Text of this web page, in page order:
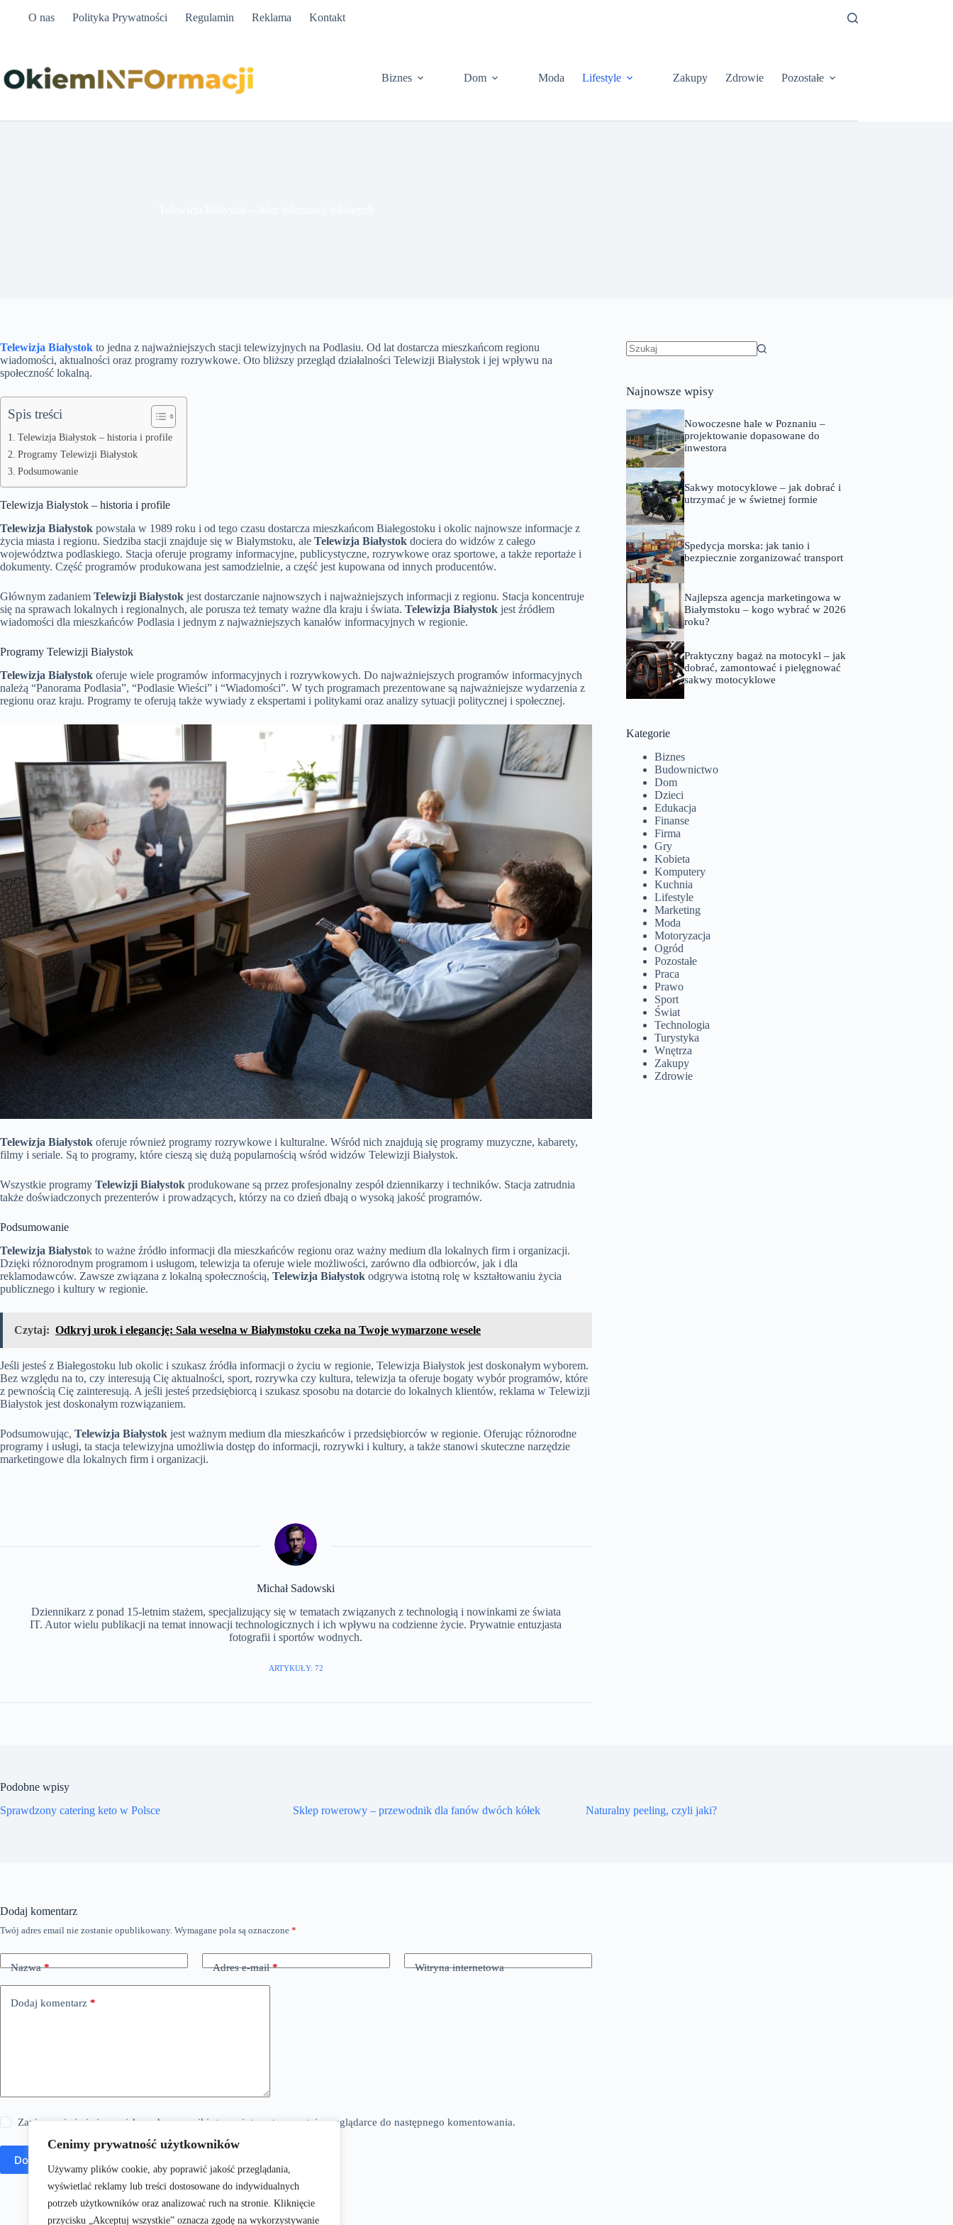
Cenimy prywatność użytkowników
Używamy plików cookie, aby poprawić jakość przeglądania,
wyświetlać reklamy lub treści dostosowane do indywidualnych
potrzeb użytkowników oraz analizować ruch na stronie. Kliknięcie
przycisku „Akceptuj wszystkie” oznacza zgodę na wykorzystywanie
O nas Polityka Prywatności Regulamin Reklama Kontakt
Biznes Dom Moda Lifestyle Zakupy Zdrowie Pozostałe
Telewizja Białystok to jedna z najważniejszych stacji telewizyjnych na Podlasiu. Od lat dostarcza mieszkańcom regionu
wiadomości, aktualności oraz programy rozrywkowe. Oto bliższy przegląd działalności Telewizji Białystok i jej wpływu na
społeczność lokalną.
Spis treści
Telewizja Białystok – historia i profile
Programy Telewizji Białystok
Podsumowanie
Telewizja Białystok – historia i profile
Telewizja Białystok powstała w 1989 roku i od tego czasu dostarcza mieszkańcom Białegostoku i okolic najnowsze informacje z
życia miasta i regionu. Siedziba stacji znajduje się w Białymstoku, ale Telewizja Białystok dociera do widzów z całego
województwa podlaskiego. Stacja oferuje programy informacyjne, publicystyczne, rozrywkowe oraz sportowe, a także reportaże i
dokumenty. Część programów produkowana jest samodzielnie, a część jest kupowana od innych producentów.
Głównym zadaniem Telewizji Białystok jest dostarczanie najnowszych i najważniejszych informacji z regionu. Stacja koncentruje
się na sprawach lokalnych i regionalnych, ale porusza też tematy ważne dla kraju i świata. Telewizja Białystok jest źródłem
wiadomości dla mieszkańców Podlasia i jednym z najważniejszych kanałów informacyjnych w regionie.
Programy Telewizji Białystok
Telewizja Białystok oferuje wiele programów informacyjnych i rozrywkowych. Do najważniejszych programów informacyjnych
należą “Panorama Podlasia”, “Podlasie Wieści” i “Wiadomości”. W tych programach prezentowane są najważniejsze wydarzenia z
regionu oraz kraju. Programy te oferują także wywiady z ekspertami i politykami oraz analizy sytuacji politycznej i społecznej.
Telewizja Białystok oferuje również programy rozrywkowe i kulturalne. Wśród nich znajdują się programy muzyczne, kabarety,
filmy i seriale. Są to programy, które cieszą się dużą popularnością wśród widzów Telewizji Białystok.
Wszystkie programy Telewizji Białystok produkowane są przez profesjonalny zespół dziennikarzy i techników. Stacja zatrudnia
także doświadczonych prezenterów i prowadzących, którzy na co dzień dbają o wysoką jakość programów.
Podsumowanie
Telewizja Białystok to ważne źródło informacji dla mieszkańców regionu oraz ważny medium dla lokalnych firm i organizacji.
Dzięki różnorodnym programom i usługom, telewizja ta oferuje wiele możliwości, zarówno dla odbiorców, jak i dla
reklamodawców. Zawsze związana z lokalną społecznością, Telewizja Białystok odgrywa istotną rolę w kształtowaniu życia
publicznego i kultury w regionie.
Czytaj: Odkryj urok i elegancję: Sala weselna w Białymstoku czeka na Twoje wymarzone wesele
Jeśli jesteś z Białegostoku lub okolic i szukasz źródła informacji o życiu w regionie, Telewizja Białystok jest doskonałym wyborem.
Bez względu na to, czy interesują Cię aktualności, sport, rozrywka czy kultura, telewizja ta oferuje bogaty wybór programów, które
z pewnością Cię zainteresują. A jeśli jesteś przedsiębiorcą i szukasz sposobu na dotarcie do lokalnych klientów, reklama w Telewizji
Białystok jest doskonałym rozwiązaniem.
Podsumowując, Telewizja Białystok jest ważnym medium dla mieszkańców i przedsiębiorców w regionie. Oferując różnorodne
programy i usługi, ta stacja telewizyjna umożliwia dostęp do informacji, rozrywki i kultury, a także stanowi skuteczne narzędzie
marketingowe dla lokalnych firm i organizacji.
Michał Sadowski
Dziennikarz z ponad 15-letnim stażem, specjalizujący się w tematach związanych z technologią i nowinkami ze świata
IT. Autor wielu publikacji na temat innowacji technologicznych i ich wpływu na codzienne życie. Prywatnie entuzjasta
fotografii i sportów wodnych.​
ARTYKUŁY: 72
Najnowsze wpisy
Nowoczesne hale w Poznaniu –
projektowanie dopasowane do
inwestora
Sakwy motocyklowe – jak dobrać i
utrzymać je w świetnej formie
Spedycja morska: jak tanio i
bezpiecznie zorganizować transport
Najlepsza agencja marketingowa w
Białymstoku – kogo wybrać w 2026
roku?
Praktyczny bagaż na motocykl – jak
dobrać, zamontować i pielęgnować
sakwy motocyklowe
Kategorie
Biznes
Budownictwo
Dom
Dzieci
Edukacja
Finanse
Firma
Gry
Kobieta
Komputery
Kuchnia
Lifestyle
Marketing
Moda
Motoryzacja
Ogród
Pozostałe
Praca
Prawo
Sport
Świat
Technologia
Turystyka
Wnętrza
Zakupy
Zdrowie
Podobne wpisy
Sprawdzony catering keto w Polsce
Sklep rowerowy – przewodnik dla fanów dwóch kółek Naturalny peeling, czyli jaki?
Dodaj komentarz
Twój adres email nie zostanie opublikowany. Wymagane pola są oznaczone *
Nazwa* Adres e-mail* Witryna internetowa
Dodaj komentarz *
Zapisz moje imię i nazwisko, adres e-mail i stronę internetową w tej przeglądarce do następnego komentowania.
Dodaj komentarz